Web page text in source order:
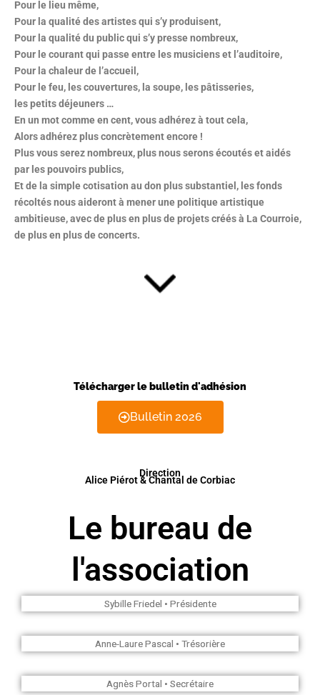
Pour le lieu même,
Pour la qualité des artistes qui s’y produisent,
Pour la qualité du public qui s’y presse nombreux,
Pour le courant qui passe entre les musiciens et l’auditoire,
Pour la chaleur de l’accueil,
Pour le feu, les couvertures, la soupe, les pâtisseries,
les petits déjeuners …
En un mot comme en cent, vous adhérez à tout cela,
Alors adhérez plus concrètement encore !
Plus vous serez nombreux, plus nous serons écoutés et aidés
par les pouvoirs publics,
Et de la simple cotisation au don plus substantiel, les fonds
récoltés nous aideront à mener une politique artistique
ambitieuse, avec de plus en plus de projets créés à La Courroie,
de plus en plus de concerts.
Télécharger le bulletin d'adhésion
Bulletin 2026
Direction
Alice Piérot & Chantal de Corbiac
Le bureau de
l'association
Sybille Friedel • Présidente
Anne-Laure Pascal • Trésorière
Agnès Portal • Secrétaire